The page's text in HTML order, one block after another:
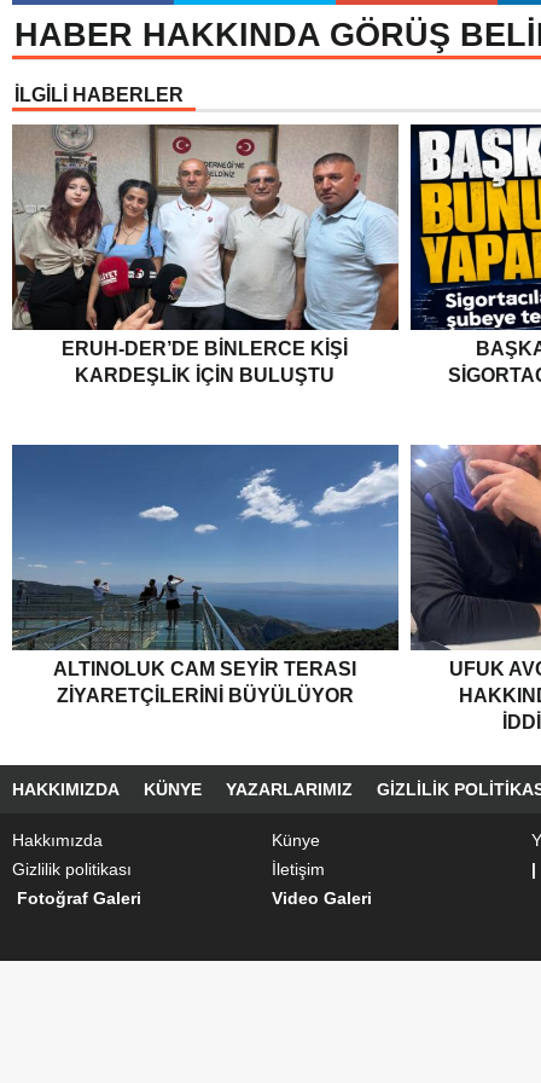
HABER HAKKINDA GÖRÜŞ
İLGİLİ HABERLER
ERUH-DER’DE BINLERCE KIŞI
KARDEŞLIK İÇIN BULUŞTU
ALTINOLUK CAM SEYIR TERASI
ZIYARETÇILERINI BÜYÜLÜYOR
UFUK
HAKKIMIZDA KÜNYE YAZARLARIMIZ GIZLILIK
Hakkımızda Künye
Gizlilik politikası
İletişim
|
Fotoğraf Galeri
Video Galeri